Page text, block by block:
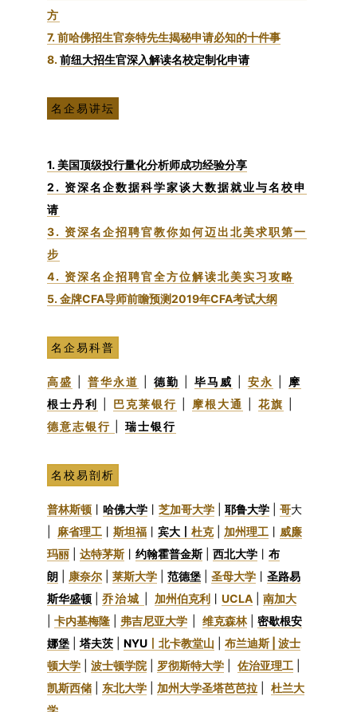
方
7. 前哈佛招生官奈特先生揭秘申请必知的十件事
8. 前纽大招生官深入解读名校定制化申请
名企易讲坛
1. 美国顶级投行量化分析师成功经验分享
2. 资深名企数据科学家谈大数据就业与名校申
请
3. 资深名企招聘官教你如何迈出北美求职第一
步
4. 资深名企招聘官全方位解读北美实习攻略
5. 金牌CFA导师前瞻预测2019年CFA考试大纲
名企易科普
高盛 普华永道 德勤 毕马威 安永
摩
根士丹利
巴克莱银行 摩根大通 花旗
德意志银行
瑞士银行
名校易剖析
普林斯顿 丨 哈佛大学 丨 芝加哥大学 耶鲁大学 哥大
麻省理工 丨 斯坦福 丨 宾大丨 杜克| 加州理工 丨 威廉
玛丽
达特茅斯 丨 约翰霍普金斯 西北大学 丨 布
朗
康奈尔 莱斯大学 范德堡 圣母大学 丨 圣路易
斯华盛顿
乔治城 加州伯克利 丨 UCLA
南加大
卡内基梅隆 弗吉尼亚大学 维克森林| 密歇根安
娜堡
塔夫茨 NYU 北卡教堂山 布兰迪斯 | 波士
顿大学
波士顿学院| 罗彻斯特大学 佐治亚理工
凯斯西储
东北大学 加州大学圣塔芭芭拉
杜兰大